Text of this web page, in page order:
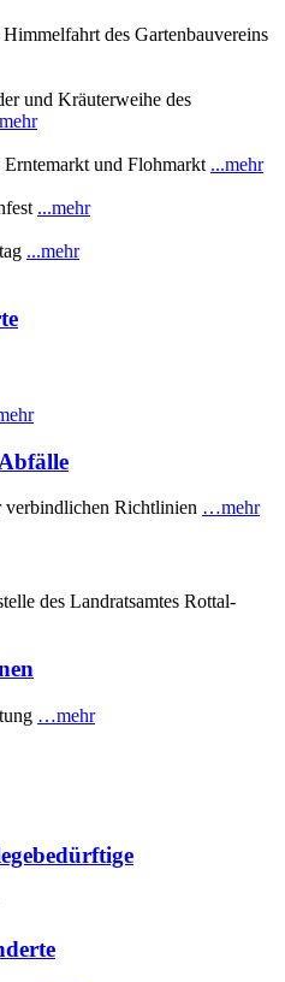
des Gartenbauvereins
und Kräuterweihe des
und Flohmarkt ...mehr
...mehr
...mehr
verbindlichen Richtlinien …mehr
des Landratsamtes Rottal-
…mehr